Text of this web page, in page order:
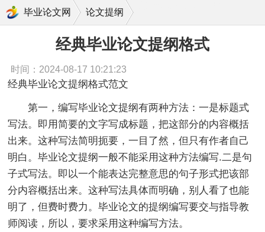
毕业论文网 论文提纲
经典毕业论文提纲格式
时间：2024-08-17 10:21:23
经典毕业论文提纲格式范文
第一，编写毕业论文提纲有两种方法：一是标题式
写法。即用简要的文字写成标题，把这部分的内容概括
出来。这种写法简明扼要，一目了然，但只有作者自己
明白。毕业论文提纲一般不能采用这种方法编写.二是句
子式写法。即以一个能表达完整意思的句子形式把该部
分内容概括出来。这种写法具体而明确，别人看了也能
明了，但费时费力。毕业论文的提纲编写要交与指导教
师阅读，所以，要求采用这种编写方法。